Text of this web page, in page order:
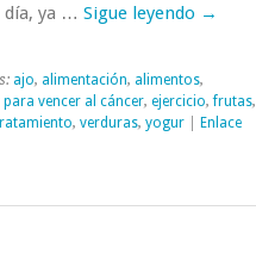
día, ya … Sigue leyendo →
ajo, alimentación, alimentos,
vencer al cáncer, ejercicio,frutas,
, verduras, yogur| Enlace